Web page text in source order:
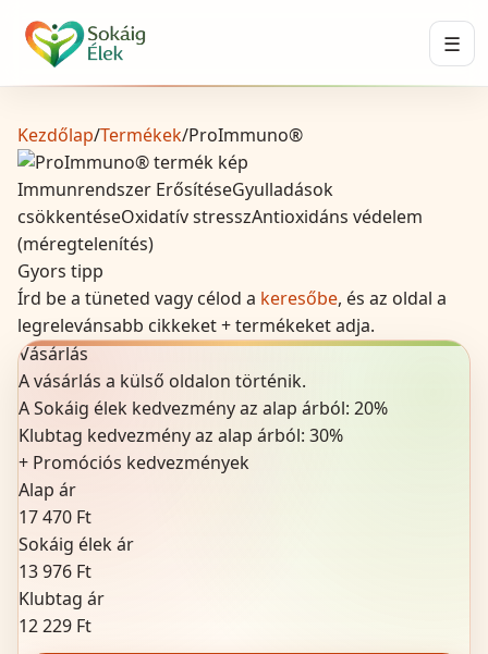
☰
Kezdőlap/Termékek/ProImmuno®
Immunrendszer ErősítéseGyulladások
csökkentéseOxidatív stresszAntioxidáns védelem
(méregtelenítés)
Gyors tipp
Írd be a tüneted vagy célod a keresőbe, és az oldal a
legrelevánsabb cikkeket + termékeket adja.
Vásárlás
A vásárlás a külső oldalon történik.
A Sokáig élek kedvezmény az alap árból: 20%
Klubtag kedvezmény az alap árból: 30%
+ Promóciós kedvezmények
Alap ár
17 470 Ft
Sokáig élek ár
13 976 Ft
Klubtag ár
12 229 Ft